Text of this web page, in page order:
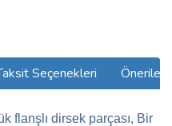
Seçenekleri
flanşlı dirsek parçası, Bir